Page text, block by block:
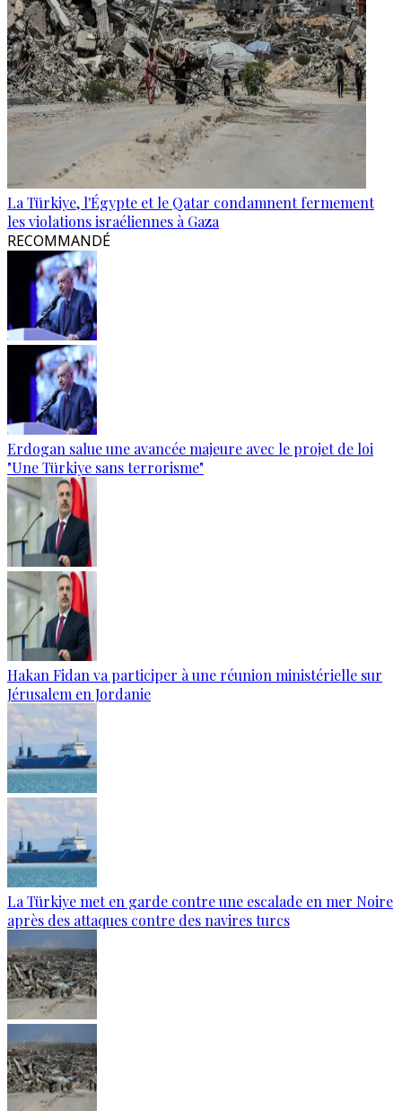
La Türkiye, l'Égypte et le Qatar condamnent fermement
les violations israéliennes à Gaza
RECOMMANDÉ
Erdogan salue une avancée majeure avec le projet de loi
"Une Türkiye sans terrorisme"
Hakan Fidan va participer à une réunion ministérielle sur
Jérusalem en Jordanie
La Türkiye met en garde contre une escalade en mer Noire
après des attaques contre des navires turcs